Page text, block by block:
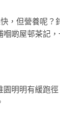
，但營養呢？
啲屋邨茶記
明明有緩跑